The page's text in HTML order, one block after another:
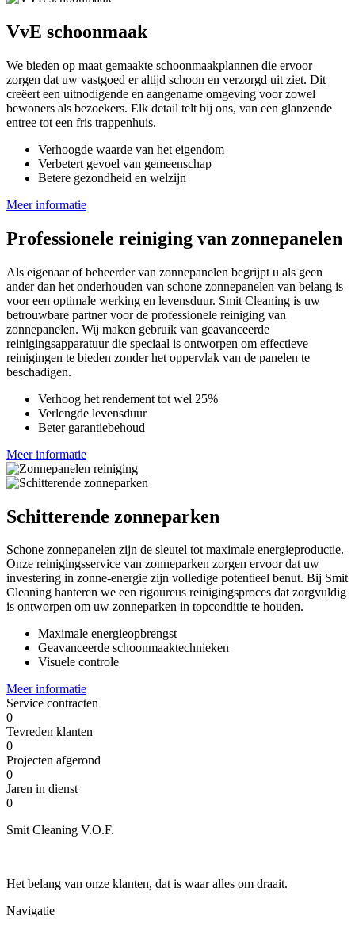
VvE schoonmaak
We bieden op maat gemaakte schoonmaakplannen die ervoor
zorgen dat uw vastgoed er altijd schoon en verzorgd uit ziet. Dit
creëert een uitnodigende en aangename omgeving voor zowel
bewoners als bezoekers. Elk detail telt bij ons, van een glanzende
entree tot een fris trappenhuis.
Verhoogde waarde van het eigendom
Verbetert gevoel van gemeenschap
Betere gezondheid en welzijn
Meer informatie
Professionele reiniging van zonnepanelen
Als eigenaar of beheerder van zonnepanelen begrijpt u als geen
ander dan het onderhouden van schone zonnepanelen van belang is
voor een optimale werking en levensduur. Smit Cleaning is uw
betrouwbare partner voor de professionele reiniging van
zonnepanelen. Wij maken gebruik van geavanceerde
reinigingsapparatuur die speciaal is ontworpen om effectieve
reinigingen te bieden zonder het oppervlak van de panelen te
beschadigen.
Verhoog het rendement tot wel 25%
Verlengde levensduur
Beter garantiebehoud
Meer informatie
Schitterende zonneparken
Schone zonnepanelen zijn de sleutel tot maximale energieproductie.
Onze reinigingsservice van zonneparken zorgen ervoor dat uw
investering in zonne-energie zijn volledige potentieel benut. Bij Smit
Cleaning hanteren we een rigoureus reinigingsproces dat zorgvuldig
is ontworpen om uw zonneparken in topconditie te houden.
Maximale energieopbrengst
Geavanceerde schoonmaaktechnieken
Visuele controle
Meer informatie
Service contracten
0
Tevreden klanten
0
Projecten afgerond
0
Jaren in dienst
0
Smit Cleaning V.O.F.
Het belang van onze klanten, dat is waar alles om draait.
Navigatie